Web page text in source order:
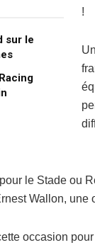
sur le
!
le Stade ou
Wallon, une
occasion